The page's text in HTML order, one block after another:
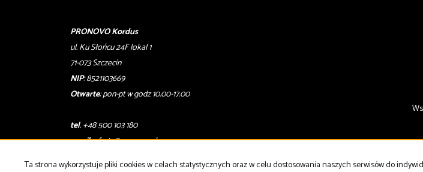
PRONOVO Kordus
ul. Ku Słońcu 24F lokal 1
71-073 Szczecin
NIP: 8521103669
Otwarte: pon-pt w godz 10.00-17.00
tel. +48 500 103 180
email:oferty@pronovo.pl
Ta strona wykorzystuje pliki cookies w celach statystycznych oraz w celu dostosowania naszych serwisów do